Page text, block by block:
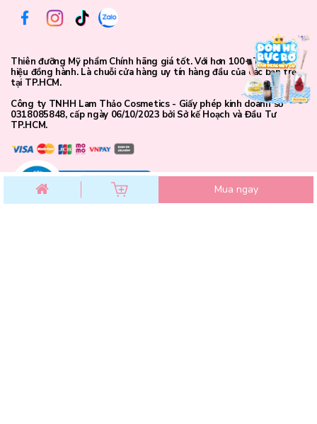
Mua ngay
Thiên đưỡng Mỹ phẩm Chính hãng giá tốt. Với hơn 100+ Thương
hiệu đồng hành. Là chuỗi cửa hàng uy tín hàng đầu của các bạn trẻ
tại TP.HCM.
Công ty TNHH Lam Thảo Cosmetics - Giấy phép kinh doanh số
0318085848, cấp ngày 06/10/2023 bởi Sở kế Hoạch và Đầu Tư
TP.HCM.